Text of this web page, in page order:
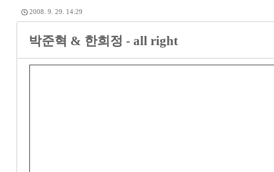
2008. 9. 29. 14:29
박준혁 & 한희정 - all right